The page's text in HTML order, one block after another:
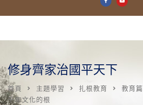
修身齊家治國平天下
首頁 主題學習 扎根教育 教育篇
千年文化的根